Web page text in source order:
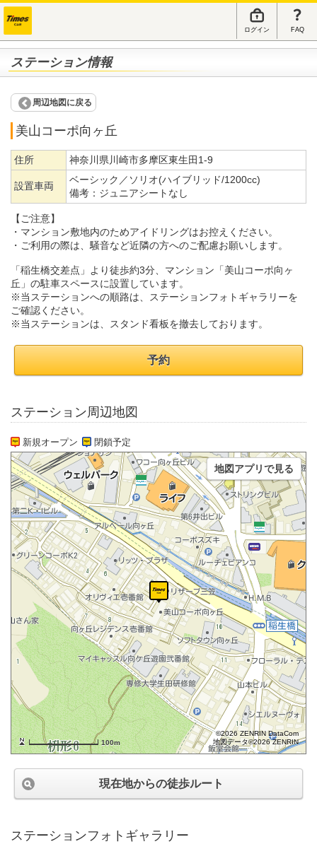
ログイン FAQ
ステーション情報
周辺地図に戻る
美山コーポ向ヶ丘
住所 神奈川県川崎市多摩区東生田1-9
設置車両
ベーシック／ソリオ(ハイブリッド/1200cc)
備考： ジュニアシートなし
【ご注意】
・マンション敷地内のためアイドリングはお控えください。
・ご利用の際は、騒音など近隣の方へのご配慮お願いします。
「稲生橋交差点」より徒歩約3分、マンション「美山コーポ向ヶ
丘」の駐車スペースに設置しています。
※当ステーションへの順路は、ステーションフォトギャラリーを
ご確認ください。
※当ステーションは、スタンド看板を撤去しております。
予約
ステーション周辺地図
新規オープン 閉鎖予定
100m
©2026 ZENRIN DataCom
地図データ©2026 ZENRIN
地図アプリで見る
現在地からの徒歩ルート
ステーションフォトギャラリー